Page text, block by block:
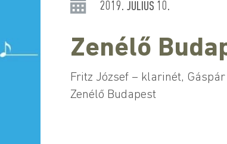
2019. JÚLIUS 10.
Zenélő
Fritz József – klarinét,
Zenélő Budapest